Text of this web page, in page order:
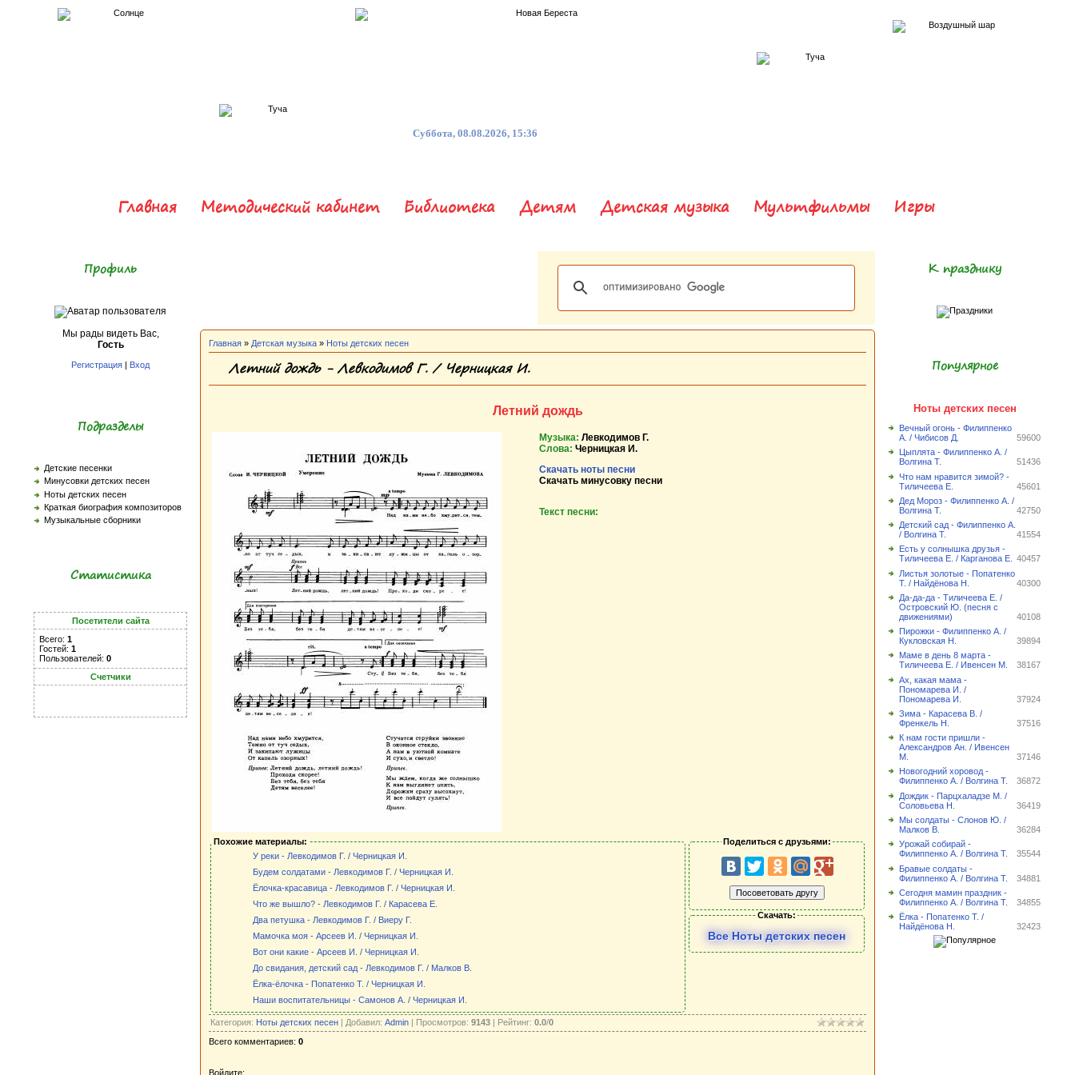
Суббота, 08.08.2026, 15:36
Главная Методический кабинет Библиотека Детям Детская музыка Мультфильмы Игры
Профиль
Мы рады видеть Вас,
Гость
Регистрация | Вход
Подразделы
Детские песенки
Минусовки детских песен
Ноты детских песен
Краткая биография композиторов
Музыкальные сборники
Статистика
Посетители сайта
Всего: 1
Гостей: 1
Пользователей: 0
Счетчики
Главная » Детская музыка » Ноты детских песен
Летний дождь - Левкодимов Г. / Черницкая И.
Летний дождь
Музыка: Левкодимов Г.
Слова: Черницкая И.
Скачать ноты песни
Скачать минусовку песни
Текст песни:
Похожие материалы:
У реки - Левкодимов Г. / Черницкая И.
Будем солдатами - Левкодимов Г. / Черницкая И.
Ёлочка-красавица - Левкодимов Г. / Черницкая И.
Что же вышло? - Левкодимов Г. / Карасева Е.
Два петушка - Левкодимов Г. / Виеру Г.
Мамочка моя - Арсеев И. / Черницкая И.
Вот они какие - Арсеев И. / Черницкая И.
До свидания, детский сад - Левкодимов Г. / Малков В.
Ёлка-ёлочка - Попатенко Т. / Черницкая И.
Наши воспитательницы - Самонов А. / Черницкая И.
Поделиться с друзьями:
Скачать:
Все Ноты детских песен
Категория: Ноты детских песен | Добавил: Admin | Просмотров: 9143 | Рейтинг: 0.0/0
Всего комментариев: 0
Войдите:
К празднику
Популярное
Ноты детских песен
Вечный огонь - Филиппенко
А. / Чибисов Д.
59600
Цыплята - Филиппенко А. /
Волгина Т.
51436
Что нам нравится зимой? -
Тиличеева Е.
45601
Дед Мороз - Филиппенко А. /
Волгина Т.
42750
Детский сад - Филиппенко А.
/ Волгина Т.
41554
Есть у солнышка друзья -
Тиличеева Е. / Карганова Е.
40457
Листья золотые - Попатенко
Т. / Найдёнова Н.
40300
Да-да-да - Тиличеева Е. /
Островский Ю. (песня с
движениями)
40108
Пирожки - Филиппенко А. /
Кукловская Н.
39894
Маме в день 8 марта -
Тиличеева Е. / Ивенсен М.
38167
Ах, какая мама -
Пономарева И. /
Пономарева И.
37924
Зима - Карасева В. /
Френкель Н.
37516
К нам гости пришли -
Александров Ан. / Ивенсен
М.
37146
Новогодний хоровод -
Филиппенко А. / Волгина Т.
36872
Дождик - Парцхаладзе М. /
Соловьева Н.
36419
Мы солдаты - Слонов Ю. /
Малков В.
36284
Урожай собирай -
Филиппенко А. / Волгина Т.
35544
Бравые солдаты -
Филиппенко А. / Волгина Т.
34881
Сегодня мамин праздник -
Филиппенко А. / Волгина Т.
34855
Ёлка - Попатенко Т. /
Найдёнова Н.
32423